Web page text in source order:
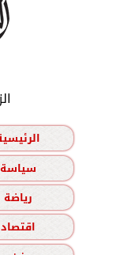
سياسة
رياضة
اقتصاد